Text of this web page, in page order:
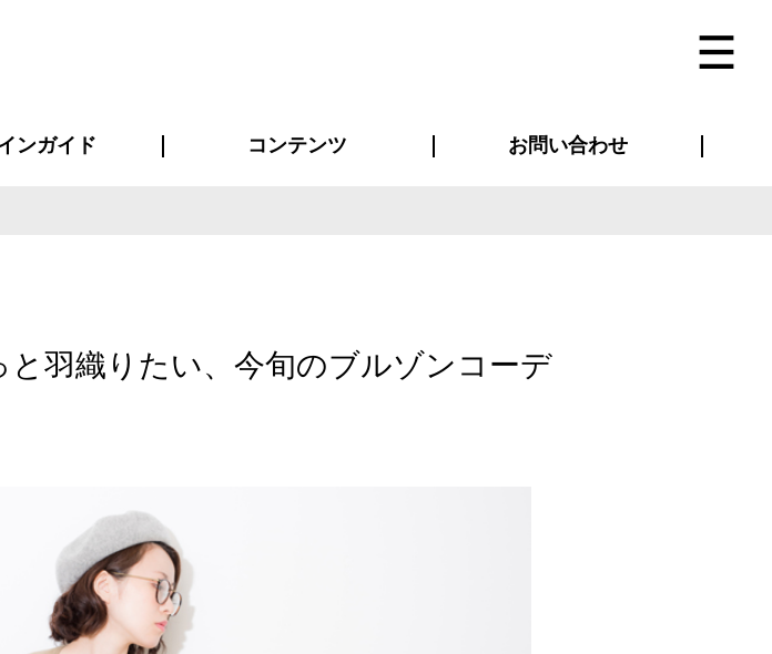
ンガイド
ンガイド
入稿について
料について
ンプレート集
シュミレーター
フォント集）
・加工方法
クカラー
トサイズ
コンテンツ お問い合わせ
羽織りたい、今旬のブルゾンコーデ